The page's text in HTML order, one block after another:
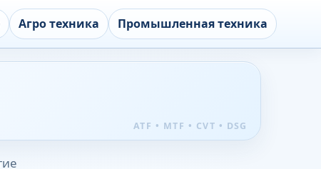
Агро техника Промышленная техника